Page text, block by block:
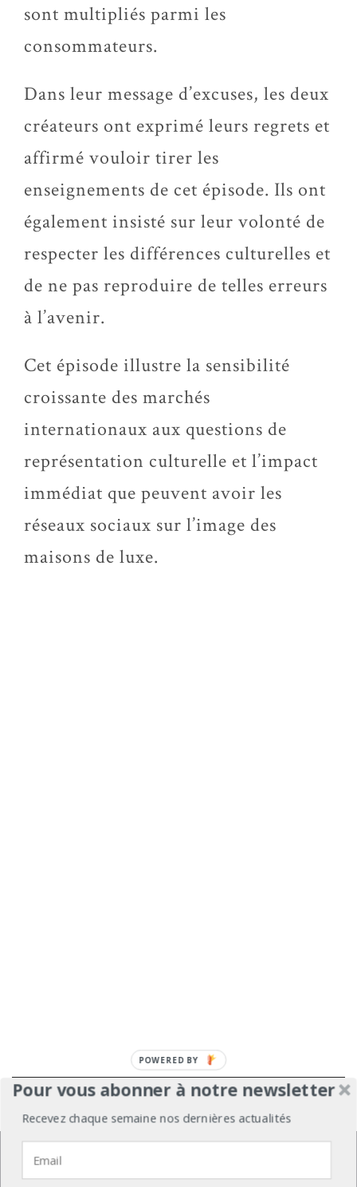
sont multipliés parmi les
consommateurs.
Dans leur message d’excuses, les deux
créateurs ont exprimé leurs regrets et
affirmé vouloir tirer les
enseignements de cet épisode. Ils ont
également insisté sur leur volonté de
respecter les différences culturelles et
de ne pas reproduire de telles erreurs
à l’avenir.
Cet épisode illustre la sensibilité
croissante des marchés
internationaux aux questions de
représentation culturelle et l’impact
immédiat que peuvent avoir les
réseaux sociaux sur l’image des
maisons de luxe.
Annonceurs Partenariats Les Experts
Pour vous abonner à notre newsletter
Recevez chaque semaine nos dernières actualités
POWERED BY